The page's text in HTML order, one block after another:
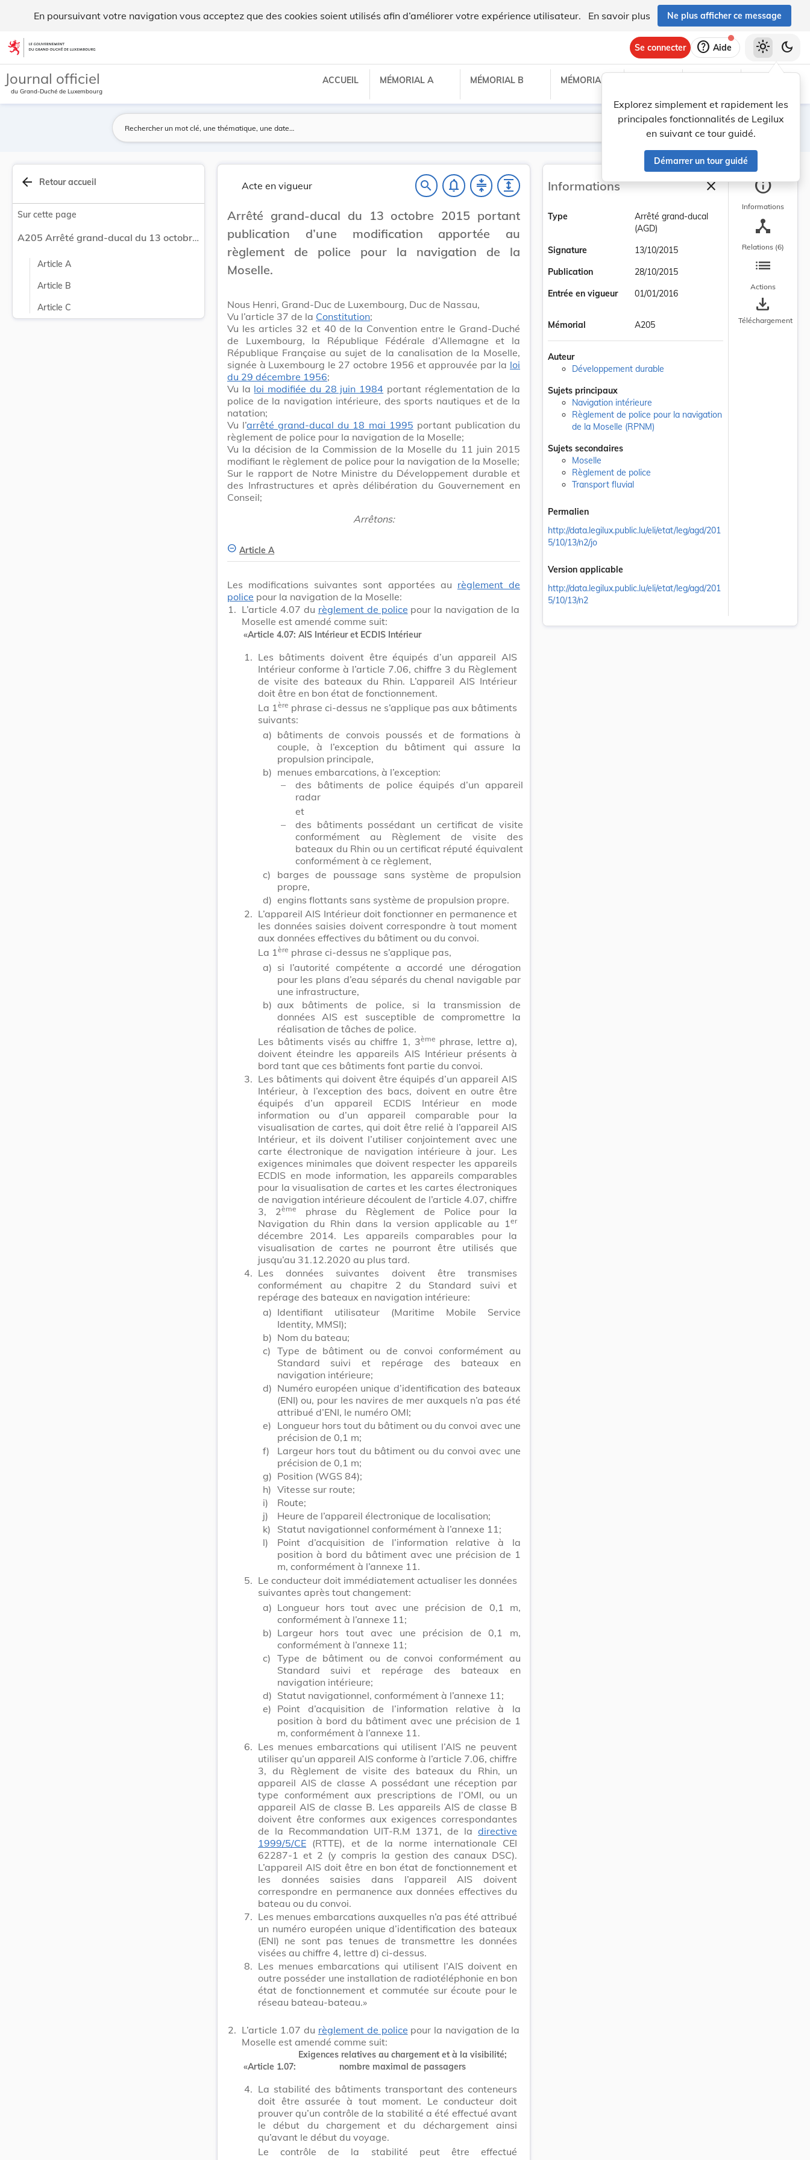
En poursuivant votre navigation vous acceptez que des cookies soient utilisés afin d’améliorer votre expérience utilisateur. En savoir plus Ne plus afficher ce message
Aller au contenu
Se connecter help Aide
Explorez simplement et rapidement les
principales fonctionnalités de Legilux
en suivant ce tour guidé.
Démarrer un tour guidé
light_mode dark_mode
Journal officiel
du Grand-Duché de Luxembourg
ACCUEIL MÉMORIAL A MÉMORIAL B MÉMORIAL C
Lancer la recherche
Filtres
arrow_back Retour accueil
Sur cette page
A205 Arrêté grand-ducal du 13 octobre 2015 portant publication d'une modification apportée au règlement de police pour la navigation de la Moselle.
Article A
Article B
Article C
Acte en vigueur search notifications_none compress expand
Arrêté grand-ducal du 13 octobre 2015 portant
publication d’une modification apportée au
règlement de police pour la navigation de la
Moselle.
Nous Henri, Grand-Duc de Luxembourg, Duc de Nassau,
Vu l’article 37 de la Constitution;
Vu les articles 32 et 40 de la Convention entre le Grand-Duché
de Luxembourg, la République Fédérale d’Allemagne et la
République Française au sujet de la canalisation de la Moselle,
signée à Luxembourg le 27 octobre 1956 et approuvée par la loi
du 29 décembre 1956;
Vu la loi modifiée du 28 juin 1984 portant réglementation de la
police de la navigation intérieure, des sports nautiques et de la
natation;
Vu l’arrêté grand-ducal du 18 mai 1995 portant publication du
règlement de police pour la navigation de la Moselle;
Vu la décision de la Commission de la Moselle du 11 juin 2015
modifiant le règlement de police pour la navigation de la Moselle;
Sur le rapport de Notre Ministre du Développement durable et
des Infrastructures et après délibération du Gouvernement en
Conseil;
Arrêtons:
Article A
Les modifications suivantes sont apportées au règlement de
police pour la navigation de la Moselle:
1. L’article 4.07 du règlement de police pour la navigation de la
Moselle est amendé comme suit:
«Article 4.07: AIS Intérieur et ECDIS Intérieur
1. Les bâtiments doivent être équipés d’un appareil AIS
Intérieur conforme à l’article 7.06, chiffre 3 du Règlement
de visite des bateaux du Rhin. L’appareil AIS Intérieur
doit être en bon état de fonctionnement.
La 1ère phrase ci-dessus ne s’applique pas aux bâtiments
suivants:
a) bâtiments de convois poussés et de formations à
couple, à l’exception du bâtiment qui assure la
propulsion principale,
b) menues embarcations, à l’exception:
–
des bâtiments de police équipés d’un appareil
radar
et
–
des bâtiments possédant un certificat de visite
conformément au Règlement de visite des
bateaux du Rhin ou un certificat réputé équivalent
conformément à ce règlement,
c)
barges de poussage sans système de propulsion
propre,
d) engins flottants sans système de propulsion propre.
2. L’appareil AIS Intérieur doit fonctionner en permanence et
les données saisies doivent correspondre à tout moment
aux données effectives du bâtiment ou du convoi.
La 1 ère phrase ci-dessus ne s’applique pas,
a) si l’autorité compétente a accordé une dérogation
pour les plans d’eau séparés du chenal navigable par
une infrastructure,
b) aux bâtiments de police, si la transmission de
données AIS est susceptible de compromettre la
réalisation de tâches de police.
Les bâtiments visés au chiffre 1, 3ème phrase, lettre a),
doivent éteindre les appareils AIS Intérieur présents à
bord tant que ces bâtiments font partie du convoi.
3. Les bâtiments qui doivent être équipés d’un appareil AIS
Intérieur, à l’exception des bacs, doivent en outre être
équipés d’un appareil ECDIS Intérieur en mode
information ou d’un appareil comparable pour la
visualisation de cartes, qui doit être relié à l’appareil AIS
Intérieur, et ils doivent l’utiliser conjointement avec une
carte électronique de navigation intérieure à jour. Les
exigences minimales que doivent respecter les appareils
ECDIS en mode information, les appareils comparables
pour la visualisation de cartes et les cartes électroniques
de navigation intérieure découlent de l’article 4.07, chiffre
3, 2ème
phrase du Règlement de Police pour la
Navigation du Rhin dans la version applicable au 1 er
décembre 2014. Les appareils comparables pour la
visualisation de cartes ne pourront être utilisés que
jusqu’au 31.12.2020 au plus tard.
4. Les données suivantes doivent être transmises
conformément au chapitre 2 du Standard suivi et
repérage des bateaux en navigation intérieure:
a) Identifiant utilisateur (Maritime Mobile Service
Identity, MMSI);
b) Nom du bateau;
c) Type de bâtiment ou de convoi conformément au
Standard suivi et repérage des bateaux en
navigation intérieure;
d) Numéro européen unique d’identification des bateaux
(ENI) ou, pour les navires de mer auxquels n’a pas été
attribué d’ENI, le numéro OMI;
e) Longueur hors tout du bâtiment ou du convoi avec une
précision de 0,1 m;
f)
Largeur hors tout du bâtiment ou du convoi avec une
précision de 0,1 m;
g) Position (WGS 84);
h) Vitesse sur route;
i)
Route;
j)
Heure de l’appareil électronique de localisation;
k)
Statut navigationnel conformément à l’annexe 11;
l)
Point d’acquisition de l’information relative à la
position à bord du bâtiment avec une précision de 1
m, conformément à l’annexe 11.
5. Le conducteur doit immédiatement actualiser les données
suivantes après tout changement:
a) Longueur hors tout avec une précision de 0,1 m,
conformément à l’annexe 11;
b) Largeur hors tout avec une précision de 0,1 m,
conformément à l’annexe 11;
c) Type de bâtiment ou de convoi conformément au
Standard suivi et repérage des bateaux en
navigation intérieure;
d) Statut navigationnel, conformément à l’annexe 11;
e) Point d’acquisition de l’information relative à la
position à bord du bâtiment avec une précision de 1
m, conformément à l’annexe 11.
6. Les menues embarcations qui utilisent l’AIS ne peuvent
utiliser qu’un appareil AIS conforme à l’article 7.06, chiffre
3, du Règlement de visite des bateaux du Rhin, un
appareil AIS de classe A possédant une réception par
type conformément aux prescriptions de l’OMI, ou un
appareil AIS de classe B. Les appareils AIS de classe B
doivent être conformes aux exigences correspondantes
de la Recommandation UIT-R.M 1371, de la directive
1999/5/CE (RTTE), et de la norme internationale CEI
62287-1 et 2 (y compris la gestion des canaux DSC).
L’appareil AIS doit être en bon état de fonctionnement et
les données saisies dans l’appareil AIS doivent
correspondre en permanence aux données effectives du
bateau ou du convoi.
7. Les menues embarcations auxquelles n’a pas été attribué
un numéro européen unique d’identification des bateaux
(ENI) ne sont pas tenues de transmettre les données
visées au chiffre 4, lettre d) ci-dessus.
8. Les menues embarcations qui utilisent l’AIS doivent en
outre posséder une installation de radiotéléphonie en bon
état de fonctionnement et commutée sur écoute pour le
réseau bateau-bateau.»
2. L’article 1.07 du règlement de police pour la navigation de la
Moselle est amendé comme suit:
«Article 1.07:
Exigences relatives au chargement et à la visibilité;
nombre maximal de passagers
4. La stabilité des bâtiments transportant des conteneurs
doit être assurée à tout moment. Le conducteur doit
prouver qu’un contrôle de la stabilité a été effectué avant
le début du chargement et du déchargement ainsi
qu’avant le début du voyage.
Le contrôle de la stabilité peut être effectué
Informations closeFermer la barre
Type
Arrêté grand-ducal
(AGD)
Signature
13/10/2015
Publication
28/10/2015
Entrée en vigueur
01/01/2016
Mémorial A205
Auteur
Développement durable
Sujets principaux
Navigation intérieure
Règlement de police pour la navigation
de la Moselle (RPNM)
Sujets secondaires
Moselle
Règlement de police
Transport fluvial
Permalien
http://data.legilux.public.lu/eli/etat/leg/agd/201
5/10/13/n2/jo
Version applicable
http://data.legilux.public.lu/eli/etat/leg/agd/201
5/10/13/n2
info
Informations
device_hub
Relations (6)
list
Actions
save_alt
Téléchargement